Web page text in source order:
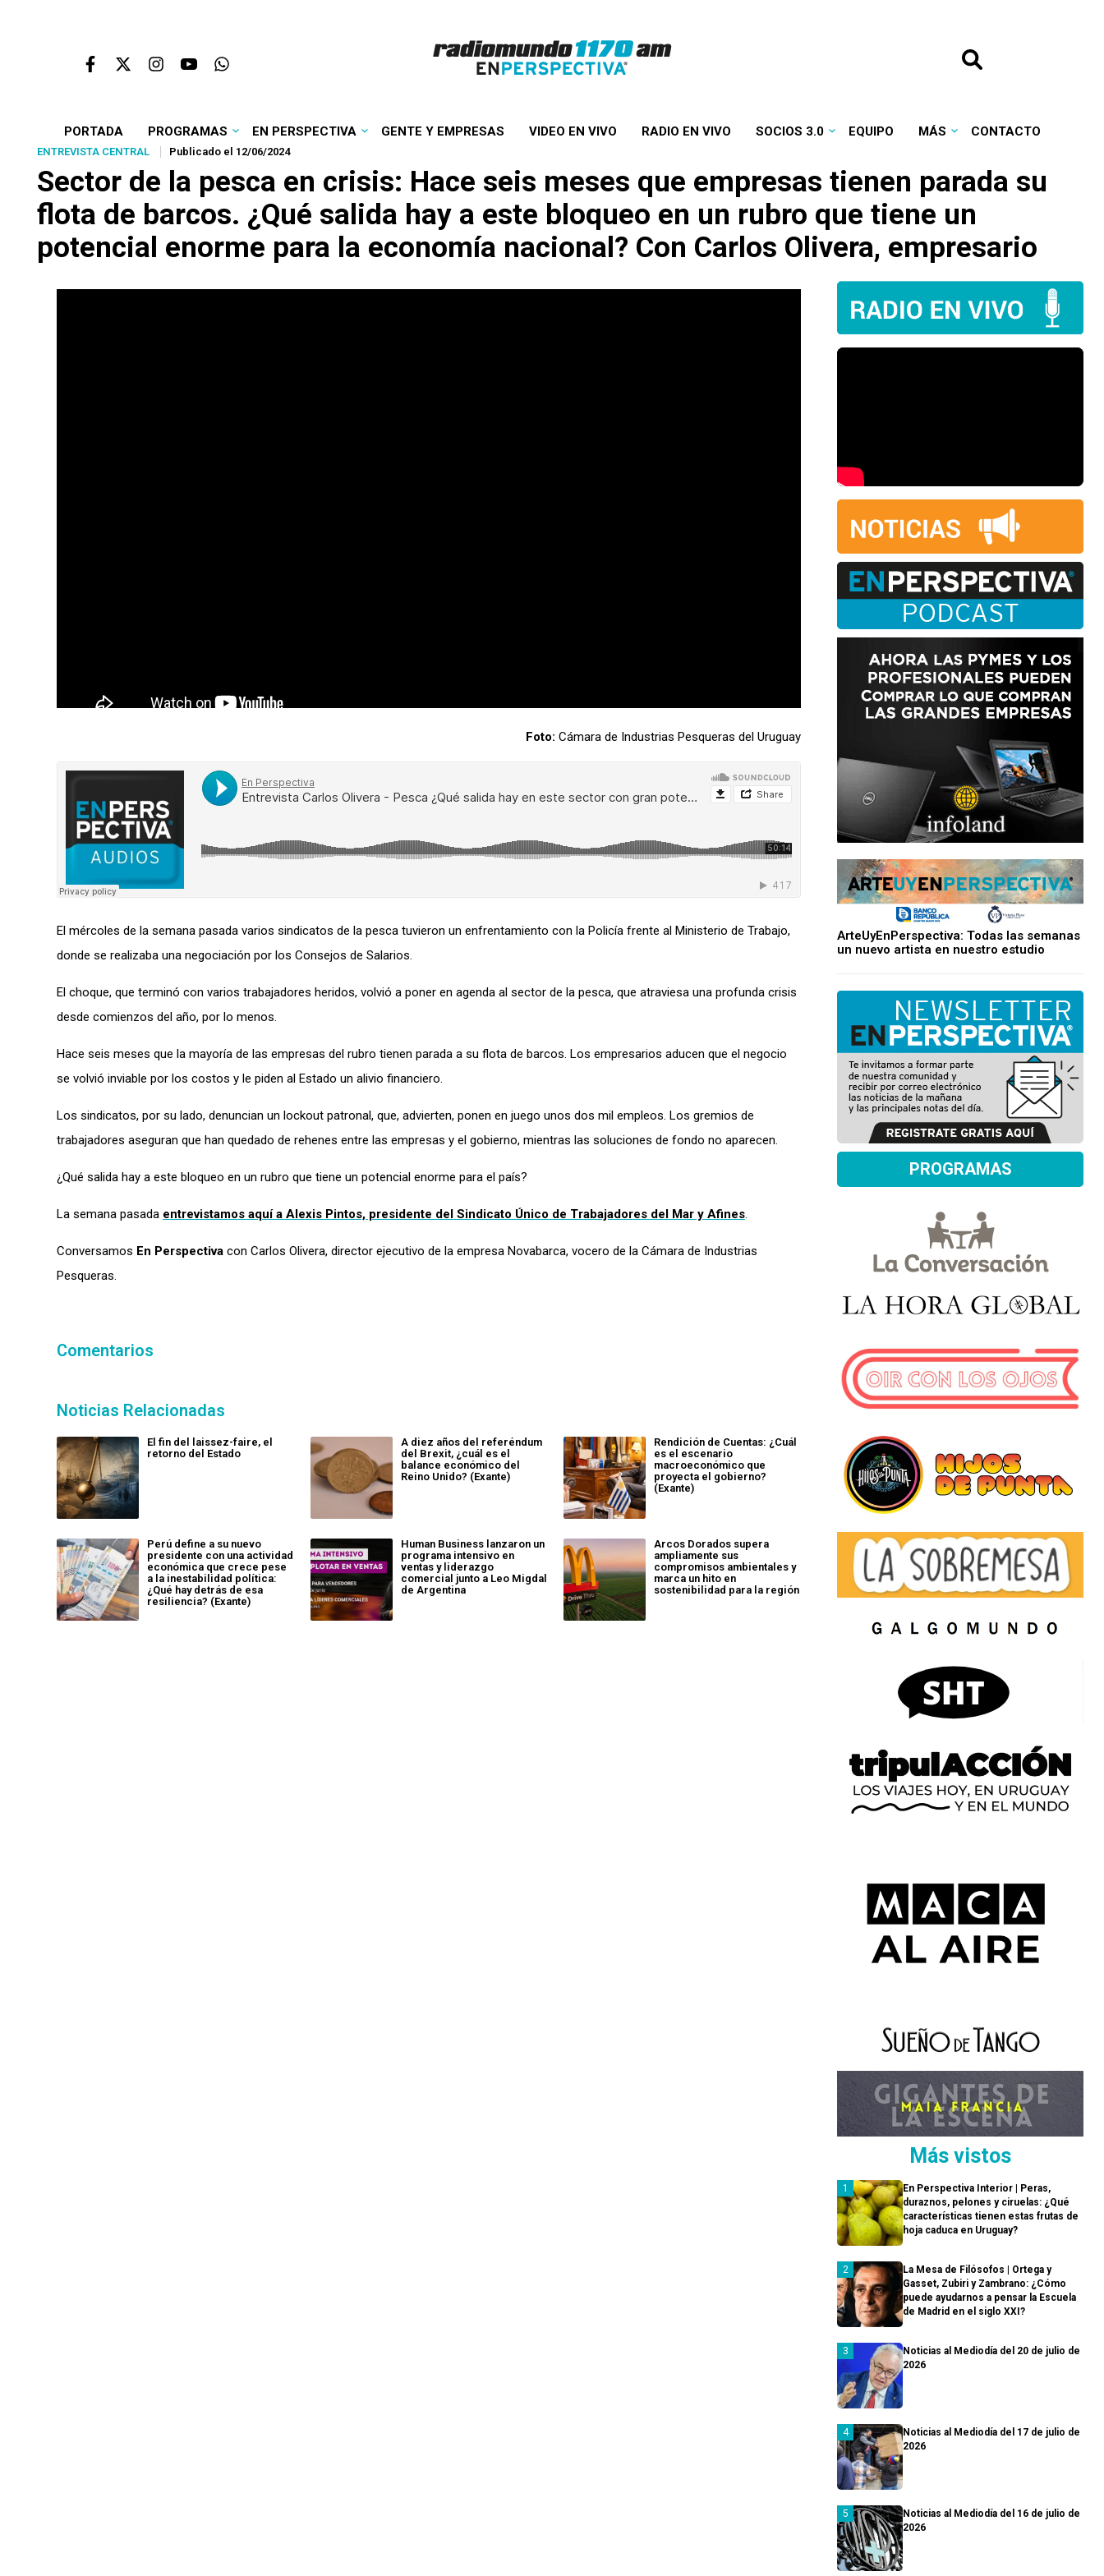
PORTADA PROGRAMAS EN PERSPECTIVA GENTE Y EMPRESAS VIDEO EN VIVO RADIO EN VIVO SOCIOS 3.0 EQUIPO MÁS CONTACTO
ENTREVISTA CENTRAL Publicado el 12/06/2024
Sector de la pesca en crisis: Hace seis meses que empresas tienen parada su
flota de barcos. ¿Qué salida hay a este bloqueo en un rubro que tiene un
potencial enorme para la economía nacional? Con Carlos Olivera, empresario
Foto: Cámara de Industrias Pesqueras del Uruguay
El mércoles de la semana pasada varios sindicatos de la pesca tuvieron un enfrentamiento con la Policía frente al Ministerio de Trabajo,
donde se realizaba una negociación por los Consejos de Salarios.
El choque, que terminó con varios trabajadores heridos, volvió a poner en agenda al sector de la pesca, que atraviesa una profunda crisis
desde comienzos del año, por lo menos.
Hace seis meses que la mayoría de las empresas del rubro tienen parada a su flota de barcos. Los empresarios aducen que el negocio
se volvió inviable por los costos y le piden al Estado un alivio financiero.
Los sindicatos, por su lado, denuncian un lockout patronal, que, advierten, ponen en juego unos dos mil empleos. Los gremios de
trabajadores aseguran que han quedado de rehenes entre las empresas y el gobierno, mientras las soluciones de fondo no aparecen.
¿Qué salida hay a este bloqueo en un rubro que tiene un potencial enorme para el país?
La semana pasada entrevistamos aquí a Alexis Pintos, presidente del Sindicato Único de Trabajadores del Mar y Afines.
Conversamos En Perspectiva con Carlos Olivera, director ejecutivo de la empresa Novabarca, vocero de la Cámara de Industrias
Pesqueras.
Comentarios
Noticias Relacionadas
El fin del laissez-faire, el
retorno del Estado
A diez años del referéndum
del Brexit, ¿cuál es el
balance económico del
Reino Unido? (Exante)
Rendición de Cuentas: ¿Cuál
es el escenario
macroeconómico que
proyecta el gobierno?
(Exante)
Perú define a su nuevo
presidente con una actividad
económica que crece pese
a la inestabilidad política:
¿Qué hay detrás de esa
resiliencia? (Exante)
Human Business lanzaron un
programa intensivo en
ventas y liderazgo
comercial junto a Leo Migdal
de Argentina
Arcos Dorados supera
ampliamente sus
compromisos ambientales y
marca un hito en
sostenibilidad para la región
ArteUyEnPerspectiva: Todas las semanas
un nuevo artista en nuestro estudio
PROGRAMAS
Más vistos
En Perspectiva Interior | Peras,
duraznos, pelones y ciruelas: ¿Qué
características tienen estas frutas de
hoja caduca en Uruguay?
La Mesa de Filósofos | Ortega y
Gasset, Zubiri y Zambrano: ¿Cómo
puede ayudarnos a pensar la Escuela
de Madrid en el siglo XXI?
Noticias al Mediodía del 20 de julio de
2026
Noticias al Mediodía del 17 de julio de
2026
Noticias al Mediodía del 16 de julio de
2026